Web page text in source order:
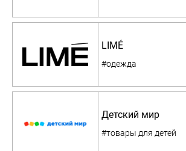
LIMÉ
#одежда
Детский мир
#товары для детей